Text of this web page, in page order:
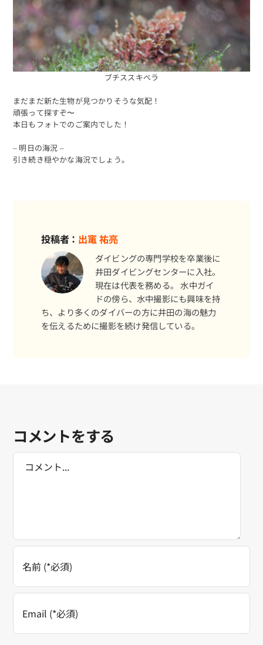
ブチススキベラ
まだまだ新た生物が見つかりそうな気配！
頑張って探すぞ〜
本日もフォトでのご案内でした！
– 明日の海況 –
引き続き穏やかな海況でしょう。
投稿者： 出竃 祐亮
ダイビングの専門学校を卒業後に
井田ダイビングセンターに入社。
現在は代表を務める。 水中ガイ
ドの傍ら、水中撮影にも興味を持
ち、より多くのダイバーの方に井田の海の魅力
を伝えるために撮影を続け発信している。
コメントをする
Comment
海況をチェック